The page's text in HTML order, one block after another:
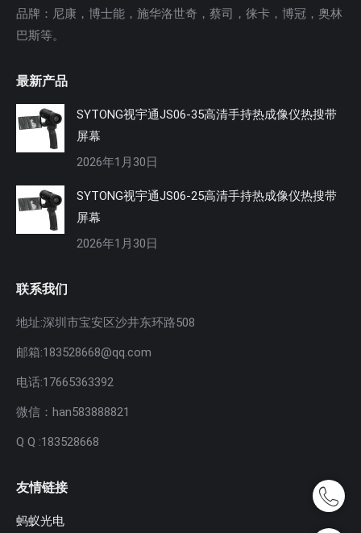
品牌：尼康，博士能，施华洛世奇，蔡司，徕卡，博冠，奥林
巴斯等。
最新产品
SYTONG视宇通JS06-35高清手持热成像仪热搜带
屏幕
2026年1月30日
SYTONG视宇通JS06-25高清手持热成像仪热搜带
屏幕
2026年1月30日
联系我们
地址:深圳市宝安区沙井东环路508
邮箱:183528668@qq.com
电话:17665363392
微信：han583888821
Q Q :183528668
友情链接
蚂蚁光电